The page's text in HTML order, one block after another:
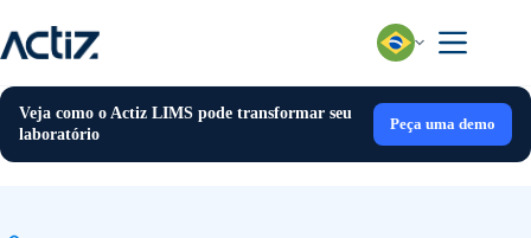
para
o
Veja como o Actiz LIMS pode transformar seu
laboratório
Peça uma demo